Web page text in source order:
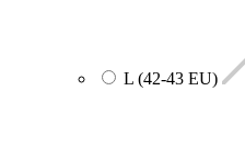
L (42-43 EU)